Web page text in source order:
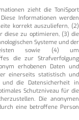
zieht die ToniSport
Informationen werden
korrekt auszuliefern, (2)
diese zu optimieren, (3) die
Systeme und der
sowie (4) um
die zur Strafverfolgung
erhobenen Daten und
einerseits statistisch und
die Datensicherheit in
Schutzniveau für die
Die anonymen
eine betroffene Person